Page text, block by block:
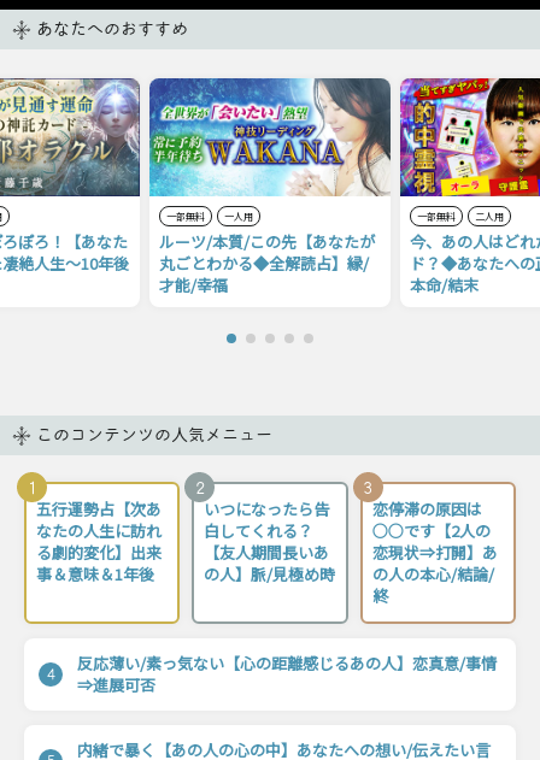
あなたへのおすすめ
ぽろ！【あなた
絶人生〜10年後
一部無料 一人用
ルーツ/本質/この先【あなたが
丸ごとわかる◆全解読占】縁/
才能/幸福
一部無料 二人用
今、あの人はど
ド？◆あなたへ
本命/結末
このコンテンツの人気メニュー
1
五行運勢占【次あ
なたの人生に訪れ
る劇的変化】出来
事＆意味＆1年後
2
いつになったら告
白してくれる？
【友人期間長いあ
の人】脈/見極め時
3
恋停滞の原因は
○○です【2人の
恋現状⇒打開】あ
の人の本心/結論/
終
4
反応薄い/素っ気ない【心の距離感じるあの人】恋真意/事情
⇒進展可否
内緒で暴く【あの人の心の中】あなたへの想い/伝えたい言